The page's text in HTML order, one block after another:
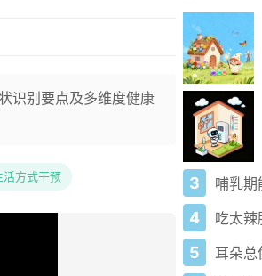
识别要点及多维度健康
活方式干预 3
4
5